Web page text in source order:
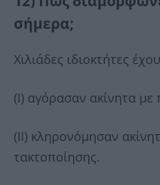
σήμερα;
Χιλιάδες ιδιοκτήτες
(Ι) αγόρασαν ακίνητα με
(ΙΙ) κληρονόμησαν
τακτοποίησης.